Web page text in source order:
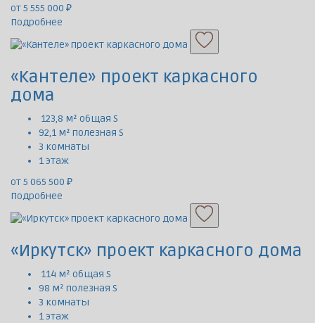
от 5 555 000 ₽
Подробнее
«Кантеле» проект каркасного
дома
123,8 м² общая S
92,1 м² полезная S
3 комнаты
1 этаж
от 5 065 500 ₽
Подробнее
«Иркутск» проект каркасного дома
114 м² общая S
98 м² полезная S
3 комнаты
1 этаж